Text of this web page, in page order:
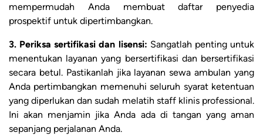
mempermudah Anda membuat daftar penyedia
prospektif untuk dipertimbangkan.
3. Periksa sertifikasi dan lisensi: Sangatlah penting untuk
menentukan layanan yang bersertifikasi dan bersertifikasi
secara betul. Pastikanlah jika layanan sewa ambulan yang
Anda pertimbangkan memenuhi seluruh syarat ketentuan
yang diperlukan dan sudah melatih staff klinis professional.
Ini akan menjamin jika Anda ada di tangan yang aman
sepanjang perjalanan Anda.